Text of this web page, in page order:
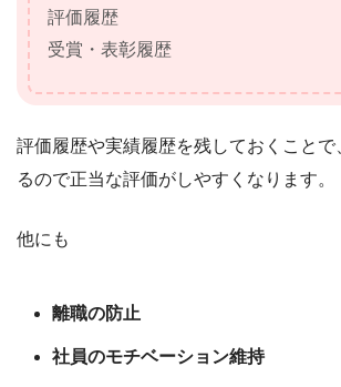
評価履歴
受賞・表彰履歴
評価履歴や実績履歴を残しておくことで
るので正当な評価がしやすくなります。
他にも
離職の防止
社員のモチベーション維持